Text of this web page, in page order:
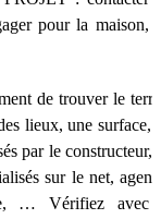
pour la maison,
de trouver le
lieux, une surface,
par le constructeur,
sur le net,
… Vérifiez avec